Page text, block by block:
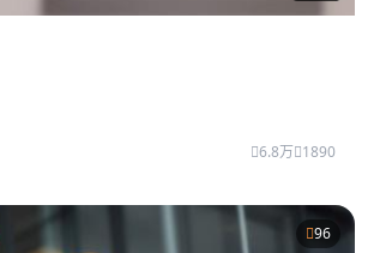
6.8万 1890
96